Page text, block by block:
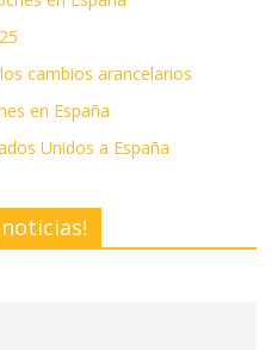
cambios arancelarios
en España
Unidos a España